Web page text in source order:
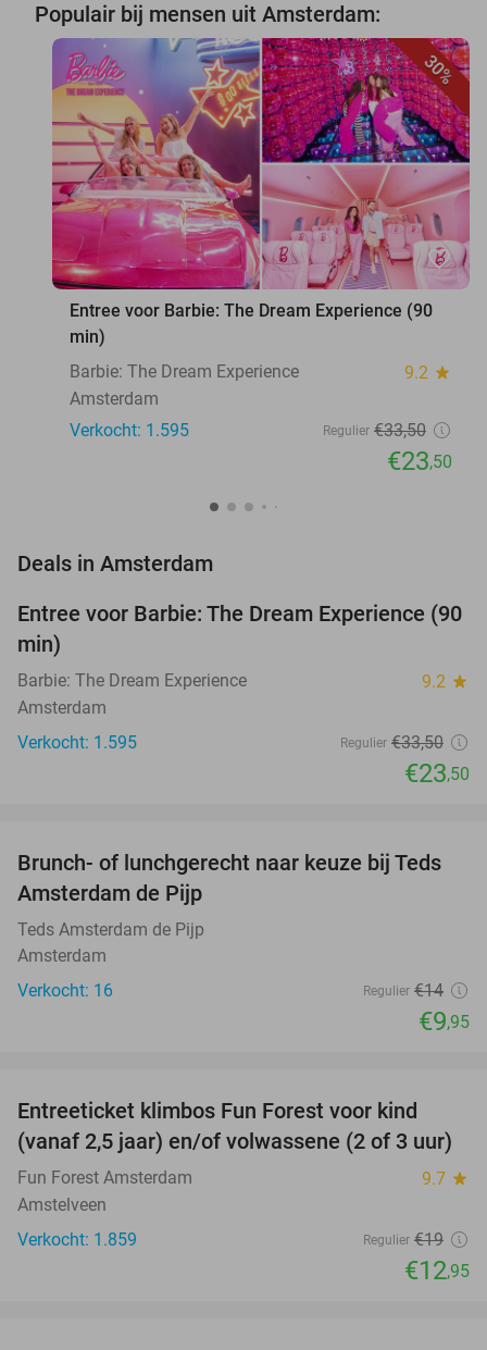
Populair bij mensen uit Amsterdam:
30%
favorite_border
Entree voor Barbie: The Dream Experience (90
min)
Barbie: The Dream Experience
9.2 star
Amsterdam
Verkocht: 1.595
Regulier €33,50
€23,50
Deals in Amsterdam
30%
Entree voor Barbie: The Dream Experience (90
min)
Barbie: The Dream Experience 9.2 star
Amsterdam
Verkocht: 1.595
Regulier €33,50
€23,50
29%
TODAY
Brunch- of lunchgerecht naar keuze bij Teds
Amsterdam de Pijp
Teds Amsterdam de Pijp
Amsterdam
Verkocht: 16
Regulier €14
€9,95
Entreeticket klimbos Fun Forest voor kind
(vanaf 2,5 jaar) en/of volwassene (2 of 3 uur)
Fun Forest Amsterdam 9.7 star
Amstelveen
Verkocht: 1.859
Regulier €19
€12,95